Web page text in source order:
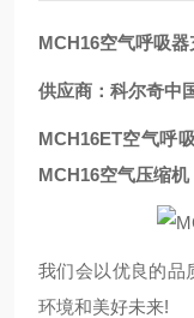
MCH16空气呼吸器
供应商：科尔奇中
MCH16ET空气呼
MCH16空气压缩机
我们会以优良的品
环境和美好未来!